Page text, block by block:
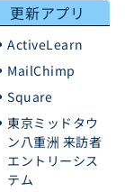
更新アプリ
ActiveLearn
MailChimp
Square
東京ミッドタウ
ン八重洲 来訪者
エントリーシス
テム